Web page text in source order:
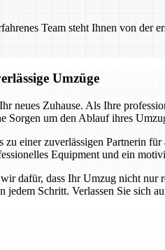
Team steht Ihnen von
Umzüge
neues Zuhause. Als Ihre
Sorgen um den Ablauf ihres
einer zuverlässigen Partnerin
Equipment und ein
dafür, dass Ihr Umzug nicht nur
Schritt. Verlassen Sie